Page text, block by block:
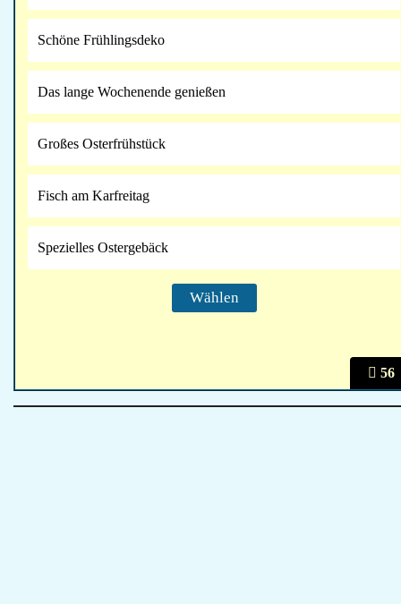
56
Schöne Frühlingsdeko
Das lange Wochenende genießen
Großes Osterfrühstück
Fisch am Karfreitag
Spezielles Ostergebäck